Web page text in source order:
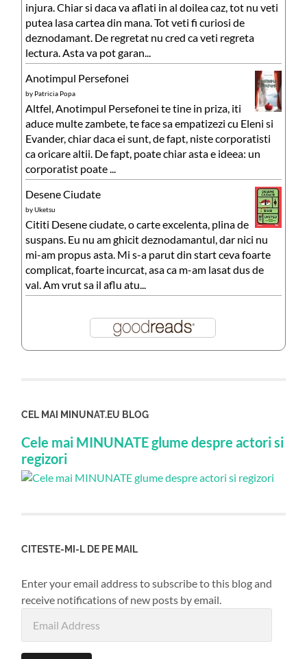
injura. Chiar si daca va aflati in al doilea caz, tot nu veti
putea lasa cartea din mana. Tot veti fi curiosi de
deznodamant. De regretat nu cred ca veti regreta
lectura. Asta va pot garan...
Anotimpul Persefonei
by Patricia Popa
Altfel, Anotimpul Persefonei te tine in priza, iti
aduce multe zambete, te face sa empatizezi cu Eleni si
Evander, chiar daca ei sunt, de fapt, niste corporatisti
ca oricare altii. De fapt, poate chiar asta e ideea: un
corporatist poate ...
Desene Ciudate
byUketsu
Cititi Desene ciudate, o carte excelenta, plina de
suspans. Eu nu am ghicit deznodamantul, dar nici nu
mi-am propus asta. Mi s-a parut din start ceva foarte
complicat, foarte incurcat, asa ca m-am lasat dus de
val. Am vrut sa il aflu atu...
CEL MAI MINUNAT.EU BLOG
Cele mai MINUNATE glume despre actori si
regizori
CITESTE-MI-L DE PE MAIL
Enter your email address to subscribe to this blog and
receive notifications of new posts by email.
Address